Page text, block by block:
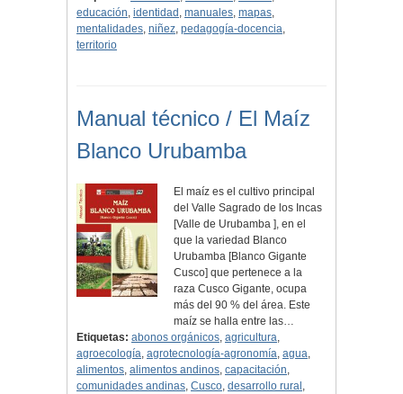
educación, identidad , manuales, mapas,
mentalidades, niñez, pedagogía-docencia,
territorio
Manual técnico / El Maíz
Blanco Urubamba
El maíz es el cultivo principal
del Valle Sagrado de los Incas
[Valle de Urubamba ], en el
que la variedad Blanco
Urubamba [Blanco Gigante
Cusco] que pertenece a la
raza Cusco Gigante, ocupa
más del 90 % del área. Este
maíz se halla entre las…
Etiquetas: abonos orgánicos, agricultura,
agroecología, agrotecnología-agronomía, agua,
alimentos, alimentos andinos, capacitación,
comunidades andinas, Cusco, desarrollo rural ,